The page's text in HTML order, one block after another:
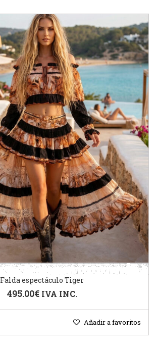
Falda espectáculo Tiger
495.00€ IVA INC.
Añadir a favoritos